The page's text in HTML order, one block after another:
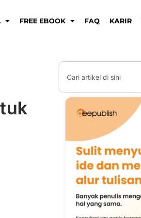
FREE EBOOK FAQ KARIR
Search